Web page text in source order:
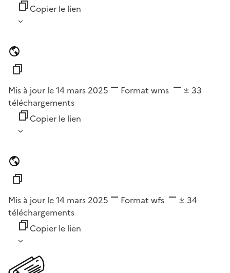
Copier le lien
Mis à jour le 14 mars 2025 Format wms
33
téléchargements
Copier le lien
Mis à jour le 14 mars 2025 Format wfs
34
téléchargements
Copier le lien